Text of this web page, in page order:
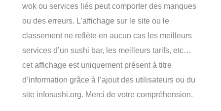
wok ou services liés peut comporter des manques
ou des erreurs. L’affichage sur le site ou le
classement ne reflète en aucun cas les meilleurs
services d’un sushi bar, les meilleurs tarifs, etc…
cet affichage est uniquement présent à titre
d’information grâce à l’ajout des utilisateurs ou du
site infosushi.org. Merci de votre compréhension.